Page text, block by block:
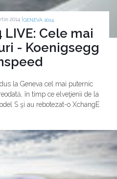
2014 | GENEVA 2014
LIVE: Cele mai
- Koenigsegg
la Geneva cel mai puternic
în timp ce elveţienii de la
S şi au rebotezat-o XchangE